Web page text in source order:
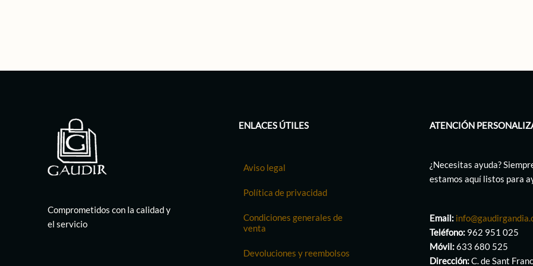
Comprometidos con la calidad y
el servicio
ENLACES ÚTILES
Aviso legal
Política de privacidad
Condiciones generales de
venta
Devoluciones y reembolsos
ATENCIÓN
¿Necesitas ayuda?
estamos aquí listos para
Email:
Teléfono: 962 951 025
Móvil:633 680 525
Dirección:C. de Sant